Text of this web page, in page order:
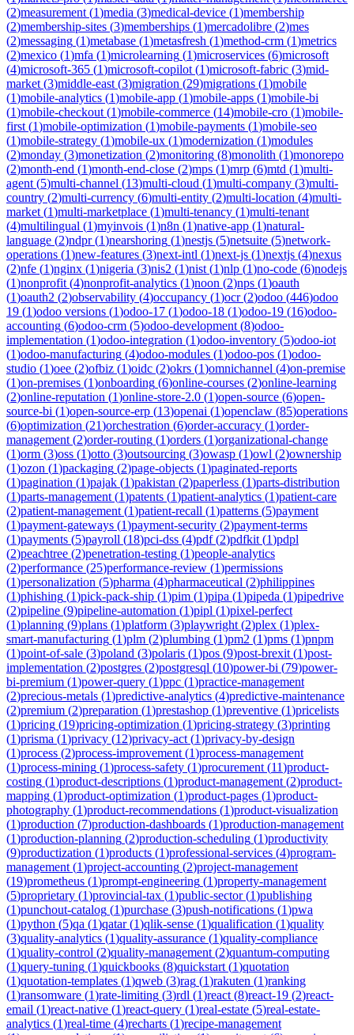
(2)measurement (1)media (3)medical-device (1)membership
(2)membership-sites (3)memberships (1)mercadolibre (2)mes
(2)messaging (1)metabase (1)metasfresh (1)method-crm (1)metrics
(2)mexico (1)mfa (1)microlearning (1)microservices (6)microsoft
(4)microsoft-365 (1)microsoft-copilot (1)microsoft-fabric (3)mid-
market (3)middle-east (3)migration (29)migrations (1)mobile
(1)mobile-analytics (1)mobile-app (1)mobile-apps (1)mobile-bi
(1)mobile-checkout (1)mobile-commerce (14)mobile-cro (1)mobile-
first (1)mobile-optimization (1)mobile-payments (1)mobile-seo
(1)mobile-strategy (1)mobile-ux (1)modernization (1)modules
(2)monday (3)monetization (2)monitoring (8)monolith (1)monorepo
(2)month-end (1)month-end-close (2)mps (1)mrp (6)mtd (1)multi-
agent (5)multi-channel (13)multi-cloud (1)multi-company (3)multi-
country (2)multi-currency (6)multi-entity (2)multi-location (4)multi-
market (1)multi-marketplace (1)multi-tenancy (1)multi-tenant
(4)multilingual (1)myinvois (1)n8n (1)native-app (1)natural-
language (2)ndpr(1)nearshoring (1)nestjs (5)netsuite (5)network-
operations (1)new-features (3)next-intl (1)next-js (1)nextjs (4)nexus
(2)nfe (1)nginx (1)nigeria (3)nis2 (1)nist (1)nlp (1)no-code (6)nodejs
(1)nonprofit (4)nonprofit-analytics (1)noon (2)nps (1)oauth
(1)oauth2 (2)observability (4)occupancy (1)ocr(2)odoo (446)odoo
19 (1)odoo versions (1)odoo-17 (1)odoo-18 (1)odoo-19 (16)odoo-
accounting (6)odoo-crm (5)odoo-development (8)odoo-
implementation (1)odoo-integration (1)odoo-inventory (5)odoo-iot
(1)odoo-manufacturing (4)odoo-modules (1)odoo-pos (1)odoo-
studio (1)oee (2)ofbiz (1)oidc (2)okrs (1)omnichannel (4)on-premise
(1)on-premises (1)onboarding (6)online-courses (2)online-learning
(2)online-reputation (1)online-store-2.0 (1)open-source (6)open-
source-bi (1)open-source-erp (13)openai (1)openclaw (85)operations
(6)optimization (21)orchestration (6)order-accuracy (1)order-
management (2)order-routing (1)orders (1)organizational-change
(1)orm (3)oss (1)otto (3)outsourcing (3)owasp (1)owl (2)ownership
(1)ozon (1)packaging (2)page-objects (1)paginated-reports
(1)pagination (1)pajak (1)pakistan (2)paperless (1)parts-distribution
(1)parts-management (1)patents (1)patient-analytics (1)patient-care
(2)patient-management (1)patient-recall (1)patterns (5)payment
(1)payment-gateways (1)payment-security (2)payment-terms
(1)payments (5)payroll (18)pci-dss (4)pdf(2)pdfkit (1)pdpl
(2)peachtree (2)penetration-testing (1)people-analytics
(2)performance (25)performance-review (1)permissions
(1)personalization (5)pharma (4)pharmaceutical (2)philippines
(1)phishing (1)pick-pack-ship (1)pim (1)pipa (1)pipeda (1)pipedrive
(2)pipeline (9)pipeline-automation (1)pipl (1)pixel-perfect
(1)planning (9)plans (1)platform (3)playwright (2)plex (1)plex-
smart-manufacturing (1)plm (2)plumbing (1)pm2 (1)pms (1)pnpm
(1)point-of-sale (3)poland (3)polaris (1)pos (9)post-brexit (1)post-
implementation (2)postgres (2)postgresql (10)power-bi (79)power-
bi-premium (1)power-query (1)ppc (1)practice-management
(2)precious-metals (1)predictive-analytics (4)predictive-maintenance
(2)premium (2)preparation (1)prestashop (1)preventive (1)pricelists
(1)pricing (19)pricing-optimization (1)pricing-strategy (3)printing
(1)prisma (1)privacy (12)privacy-act (1)privacy-by-design
(1)process (2)process-improvement (1)process-management
(1)process-mining (1)process-safety (1)procurement (11)product-
costing (1)product-descriptions (1)product-management (2)product-
mapping (1)product-optimization (1)product-pages (1)product-
photography (1)product-recommendations (1)product-visualization
(1)production (7)production-dashboards (1)production-management
(1)production-planning (2)production-scheduling (1)productivity
(9)productization (1)products (1)professional-services (4)program-
management (1)project-accounting (2)project-management
(19)prometheus (1)prompt-engineering (1)property-management
(5)proprietary (1)provincial-tax (1)public-sector(1)publishing
(1)punchout-catalog (1)purchase (3)push-notifications (1)pwa
(1)python (5)qa (1)qatar(1)qlik-sense (1)qualification (1)quality
(3)quality-analytics (1)quality-assurance (1)quality-compliance
(1)quality-control (2)quality-management (2)quantum-computing
(1)query-tuning (1)quickbooks (8)quickstart (1)quotation
(1)quotation-templates (1)qweb (3)rag (1)rakuten (1)ranking
(1)ransomware (1)rate-limiting (3)rdl (1)react (8)react-19 (2)react-
email (1)react-native (1)react-query (1)real-estate (5)real-estate-
analytics (1)real-time (4)recharts (1)recipe-management